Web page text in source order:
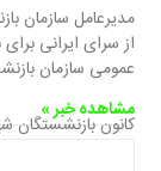
مدیرعامل سازمان
از سرای ایرانی
عمومی سازمان
مشاهده خبر »
کانون بازنشستگان